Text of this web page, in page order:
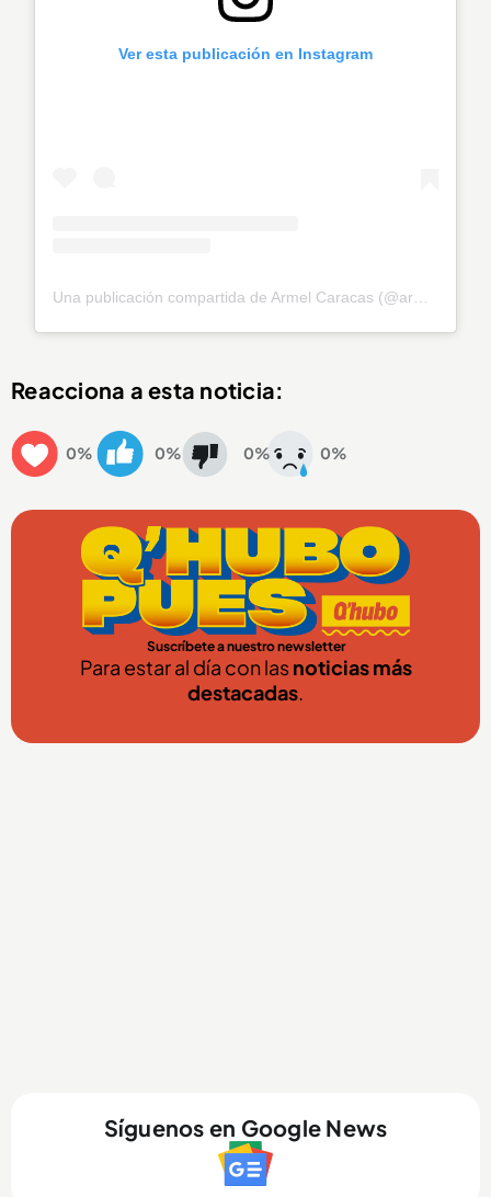
Ver esta publicación en Instagram
Una publicación compartida de Armel Caracas (@armelcaracas)
Reacciona a esta noticia:
0% 0% 0% 0%
Suscríbete a nuestro newsletter
Para estar al día con lasnoticias más
destacadas.
Síguenos en Google News